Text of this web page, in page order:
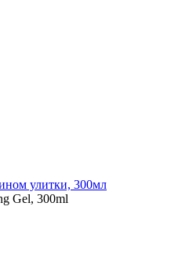
улитки, 300мл
Gel, 300ml